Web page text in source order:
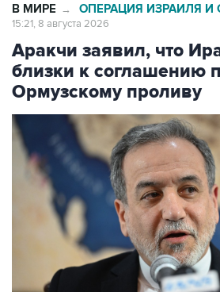
В МИРЕ → ОПЕРАЦИЯ ИЗРАИЛЯ
15:21, 8 августа 2026
Аракчи заявил, что
близки к соглашению
Ормузскому проливу